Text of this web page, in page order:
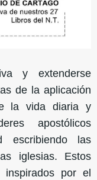
y extenderse
de la aplicación
la vida diaria y
apostólicos
escribiendo las
iglesias. Estos
inspirados por el